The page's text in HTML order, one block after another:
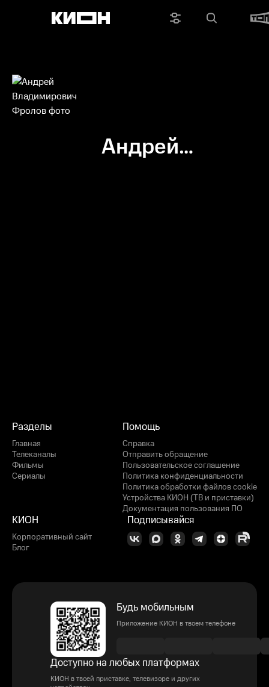
Андрей
Разделы
Главная
Телеканалы
Фильмы
Сериалы
Помощь
Справка
Отправить обращение
Пользовательское соглашение
Политика конфиденциальности
Политика обработки файлов cookie
Устройства КИОН (ТВ и приставки)
Документация пользования ПО
КИОН
Корпоративный сайт
Блог
Подписывайся
Будь мобильным
Приложение КИОН в твоем телефоне
Доступно на любых платформах
КИОН в твоей приставке, телевизоре и других